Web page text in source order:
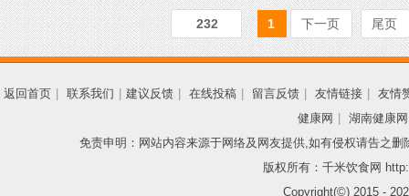
232 1 下一页 尾页
返回首页 联系我们 建议反馈 在线投稿 留言反馈 友情链接
友情
健康网
湖南健康网
免责申明：网站内容来源于网络及网友提供,如有侵权请告之
版权所有：千米饮食网
Copyright(©) 2015 -